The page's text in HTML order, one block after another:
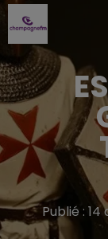
Publié : 14